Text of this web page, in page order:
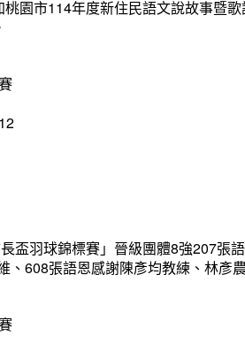
園市114年度新住民語文說故事暨
盃羽球錦標賽」晉級團體8強207張
、608張語恩感謝陳彥均教練、林彥